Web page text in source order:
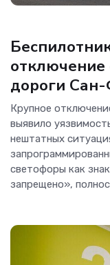
отключение
дороги
Крупное
выявило
нештатных
светофоры как
запрещено»,